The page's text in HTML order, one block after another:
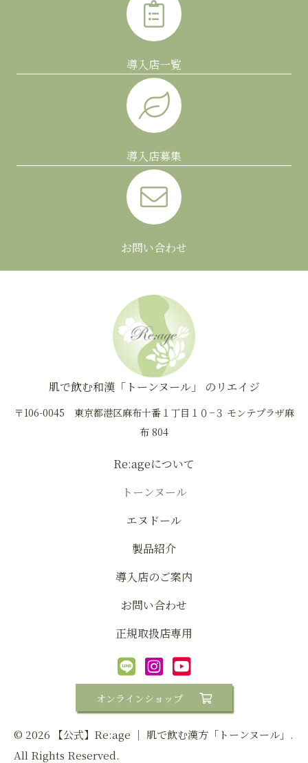
導入店一覧
導入店募集
お問い合わせ
肌で飲む和漢「トーンヌール」 のリエイジ
〒106-0045 東京都港区麻布十番１丁目１０−３ モンテプラザ麻
布 804
Re:ageについて
トーンヌール
エヌドール
製品紹介
導入店のご案内
お問い合わせ
正規取扱店専用
オンラインショップ
© 2026 【公式】Re:age │ 肌で飲む漢方「トーンヌール」.
All Rights Reserved.